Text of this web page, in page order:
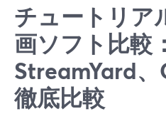
チュートリア
画ソフト比較：
StreamYard
徹底比較